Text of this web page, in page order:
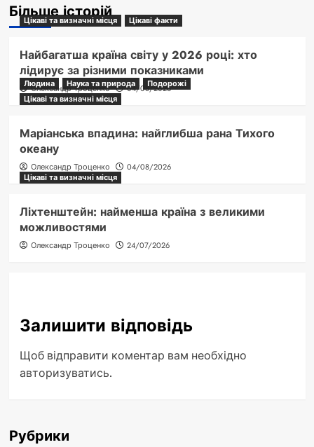
Більше історій
Цікаві та визначні місця Цікаві факти
Найбагатша країна світу у 2026 році: хто
лідирує за різними показниками
Олександр Троценко 04/08/2026
Людина Наука та природа
Подорожі
Цікаві та визначні місця
Маріанська впадина: найглибша рана Тихого
океану
Олександр Троценко
04/08/2026
Цікаві та визначні місця
Ліхтенштейн: найменша країна з великими
можливостями
Олександр Троценко 24/07/2026
Залишити відповідь
Щоб відправити коментар вам необхідно
авторизуватись.
Рубрики